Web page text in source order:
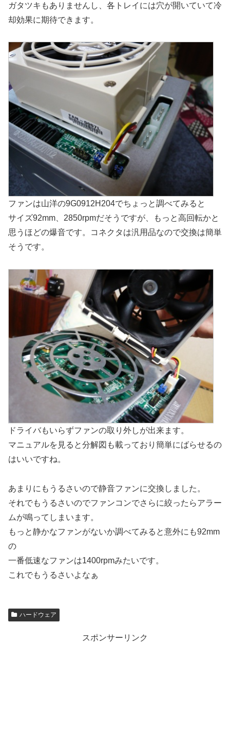
ガタツキもありませんし、各トレイには穴が開いていて冷
却効果に期待できます。
ファンは山洋の9G0912H204でちょっと調べてみると
サイズ92mm、2850rpmだそうですが、もっと高回転かと
思うほどの爆音です。コネクタは汎用品なので交換は簡単
そうです。
ドライバもいらずファンの取り外しが出来ます。
マニュアルを見ると分解図も載っており簡単にばらせるの
はいいですね。
あまりにもうるさいので静音ファンに交換しました。
それでもうるさいのでファンコンでさらに絞ったらアラー
ムが鳴ってしまいます。
もっと静かなファンがないか調べてみると意外にも92mm
の
一番低速なファンは1400rpmみたいです。
これでもうるさいよなぁ
ハードウェア
スポンサーリンク